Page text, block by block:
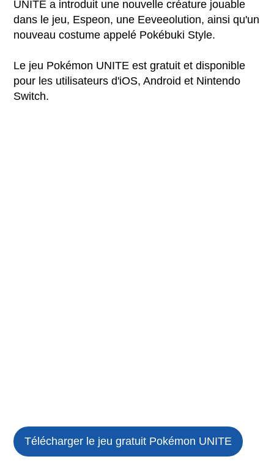
UNITE a introduit une nouvelle créature jouable
dans le jeu, Espeon, une Eeveeolution, ainsi qu'un
nouveau costume appelé Pokébuki Style.
Le jeu Pokémon UNITE est gratuit et disponible
pour les utilisateurs d'iOS, Android et Nintendo
Switch.
Télécharger le jeu gratuit Pokémon UNITE